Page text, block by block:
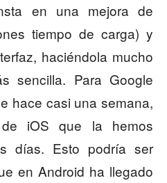
en una mejora de
tiempo de carga) y
haciéndola mucho
sencilla. Para Google
hace casi una semana,
iOS que la hemos
días. Esto podría ser
en Android ha llegado